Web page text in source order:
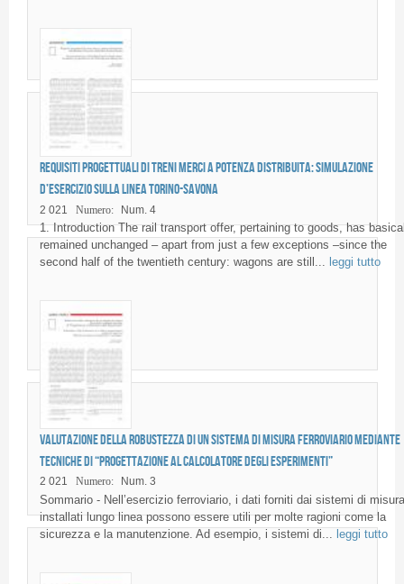
Requisiti progettuali di treni merci a potenza distribuita: simulazione
d’esercizio sulla linea Torino-Savona
2 021 Numero: Num. 4
1. Introduction The rail transport offer, pertaining to goods, has
remained unchanged – apart from just a few exceptions –since the
second half of the twentieth century: wagons are still...
leggi tutto
Valutazione della robustezza di un sistema di misura ferroviario mediante
tecniche di “Progettazione al Calcolatore degli Esperimenti”
2 021 Numero: Num. 3
Sommario - Nell’esercizio ferroviario, i dati forniti dai sistemi di misura
installati lungo linea possono essere utili per molte ragioni come la
sicurezza e la manutenzione. Ad esempio, i sistemi di... leggi tutto